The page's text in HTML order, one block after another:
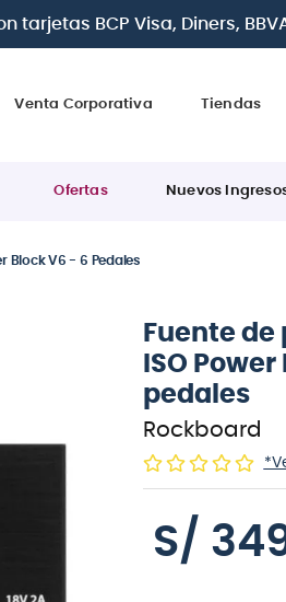
con todas las tarjetas de
Venta Corporativa Tiendas
Ofertas Nuevos
Block V6 - 6 Pedales
Fuente de
ISO
pedales
Rockboard
S/